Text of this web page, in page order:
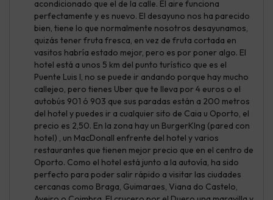
acondicionado que el de la calle. El aire funciona
perfectamente y es nuevo. El desayuno nos ha parecido
bien, tiene lo que normalmente nosotros desayunamos,
quizás tener fruta fresca, en vez de fruta cortada en
vasitos habría estado mejor, pero es por poner algo. El
hotel está a unos 5 km del punto turístico que es el
Puente Luis I, no se puede ir andando porque hay mucho
callejeo, pero tienes Uber que te lleva por 4 euros o el
autobús 901 ó 903 que sus paradas están a 200 metros
del hotel y puedes ir a cualquier sito de Caia u Oporto, el
precio es 2,50. En la zona hay un BurgerKIng (pared con
hotel) , un MacDonall enfrente del hotel y varios
restaurantes que tienen mejor precio que en el centro de
Oporto. Como el hotel está junto a la autovía, ha sido
perfecto para poder salir rápido a visitar las ciudades
cercanas como Braga, Guimaraes, Viana do Castelo,